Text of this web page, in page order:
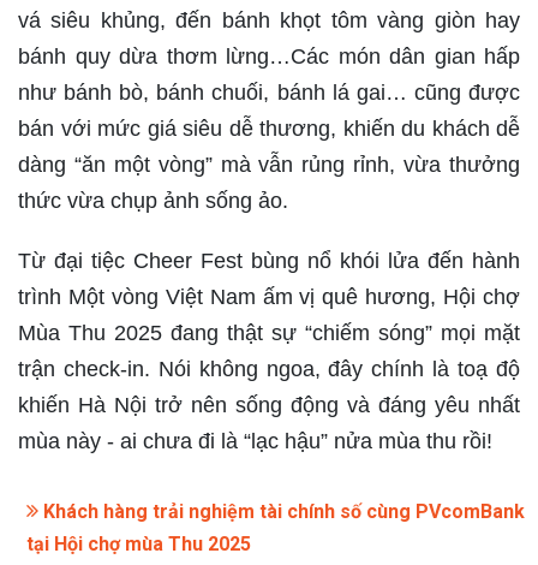
vá siêu khủng, đến bánh khọt tôm vàng giòn hay
bánh quy dừa thơm lừng…Các món dân gian hấp
như bánh bò, bánh chuối, bánh lá gai… cũng được
bán với mức giá siêu dễ thương, khiến du khách dễ
dàng “ăn một vòng” mà vẫn rủng rỉnh, vừa thưởng
thức vừa chụp ảnh sống ảo.
Từ đại tiệc Cheer Fest bùng nổ khói lửa đến hành
trình Một vòng Việt Nam ấm vị quê hương, Hội chợ
Mùa Thu 2025 đang thật sự “chiếm sóng” mọi mặt
trận check-in. Nói không ngoa, đây chính là toạ độ
khiến Hà Nội trở nên sống động và đáng yêu nhất
mùa này - ai chưa đi là “lạc hậu” nửa mùa thu rồi!
Khách hàng trải nghiệm tài chính số cùng PVcomBank
tại Hội chợ mùa Thu 2025